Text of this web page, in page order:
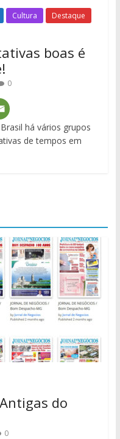
Cultura
Destaque
boas é
0
há vários grupos
de tempos em
do
0